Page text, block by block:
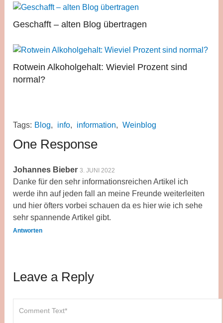
Geschafft – alten Blog übertragen
Rotwein Alkoholgehalt: Wieviel Prozent sind
normal?
Tags: Blog, info, information, Weinblog
One Response
Johannes Bieber 3. JUNI 2022
Danke für den sehr informationsreichen Artikel ich
werde ihn auf jeden fall an meine Freunde weiterleiten
und hier öfters vorbei schauen da es hier wie ich sehe
sehr spannende Artikel gibt.
Antworten
Leave a Reply